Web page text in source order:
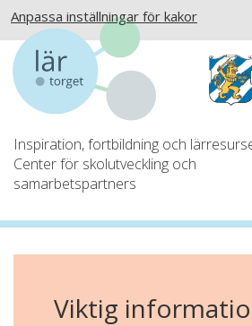
Anpassa inställningar för kakor
Inspiration, fortbildning och
Center för skolutveckling och
samarbetspartners
Viktig